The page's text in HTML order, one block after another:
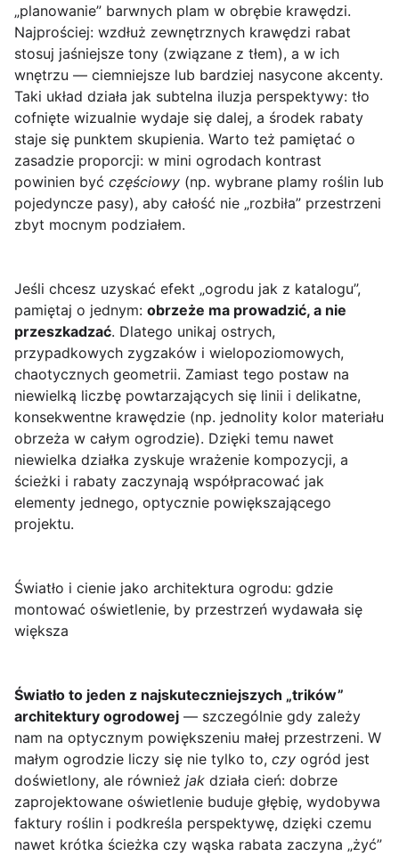
„planowanie” barwnych plam w obrębie krawędzi.
Najprościej: wzdłuż zewnętrznych krawędzi rabat
stosuj jaśniejsze tony (związane z tłem), a w ich
wnętrzu — ciemniejsze lub bardziej nasycone akcenty.
Taki układ działa jak subtelna iluzja perspektywy: tło
cofnięte wizualnie wydaje się dalej, a środek rabaty
staje się punktem skupienia. Warto też pamiętać o
zasadzie proporcji: w mini ogrodach kontrast
powinien być częściowy (np. wybrane plamy roślin lub
pojedyncze pasy), aby całość nie „rozbiła” przestrzeni
zbyt mocnym podziałem.
Jeśli chcesz uzyskać efekt „ogrodu jak z katalogu”,
pamiętaj o jednym: obrzeże ma prowadzić, a nie
przeszkadzać. Dlatego unikaj ostrych,
przypadkowych zygzaków i wielopoziomowych,
chaotycznych geometrii. Zamiast tego postaw na
niewielką liczbę powtarzających się linii i delikatne,
konsekwentne krawędzie (np. jednolity kolor materiału
obrzeża w całym ogrodzie). Dzięki temu nawet
niewielka działka zyskuje wrażenie kompozycji, a
ścieżki i rabaty zaczynają współpracować jak
elementy jednego, optycznie powiększającego
projektu.
Światło i cienie jako architektura ogrodu: gdzie
montować oświetlenie, by przestrzeń wydawała się
większa
Światło to jeden z najskuteczniejszych „trików”
architektury ogrodowej — szczególnie gdy zależy
nam na optycznym powiększeniu małej przestrzeni. W
małym ogrodzie liczy się nie tylko to, czy ogród jest
doświetlony, ale również jak działa cień: dobrze
zaprojektowane oświetlenie buduje głębię, wydobywa
faktury roślin i podkreśla perspektywę, dzięki czemu
nawet krótka ścieżka czy wąska rabata zaczyna „żyć”